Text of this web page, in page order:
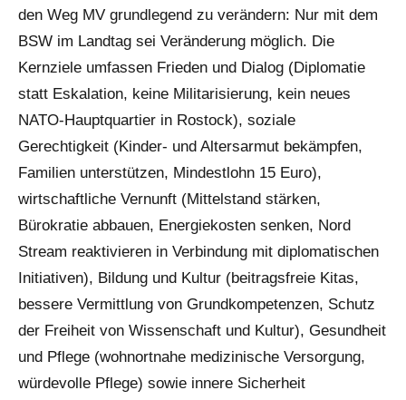
den Weg MV grundlegend zu verändern: Nur mit dem
BSW im Landtag sei Veränderung möglich. Die
Kernziele umfassen Frieden und Dialog (Diplomatie
statt Eskalation, keine Militarisierung, kein neues
NATO-Hauptquartier in Rostock), soziale
Gerechtigkeit (Kinder- und Altersarmut bekämpfen,
Familien unterstützen, Mindestlohn 15 Euro),
wirtschaftliche Vernunft (Mittelstand stärken,
Bürokratie abbauen, Energiekosten senken, Nord
Stream reaktivieren in Verbindung mit diplomatischen
Initiativen), Bildung und Kultur (beitragsfreie Kitas,
bessere Vermittlung von Grundkompetenzen, Schutz
der Freiheit von Wissenschaft und Kultur), Gesundheit
und Pflege (wohnortnahe medizinische Versorgung,
würdevolle Pflege) sowie innere Sicherheit